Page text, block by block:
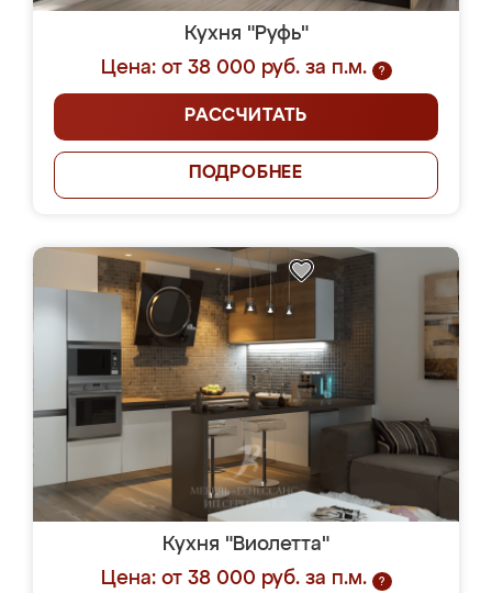
Кухня "Руфь"
Цена: от 38 000 руб. за п.м.
?
РАССЧИТАТЬ
ПОДРОБНЕЕ
Кухня "Виолетта"
Цена: от 38 000 руб. за п.м.
?